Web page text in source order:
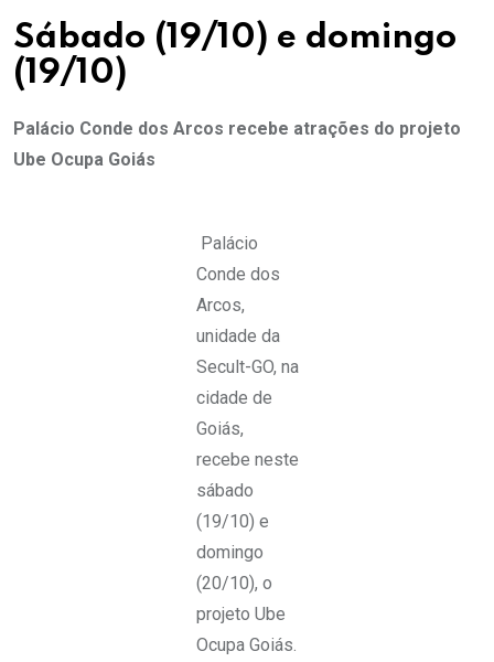
Sábado (19/10) e domingo
(19/10)
Palácio Conde dos Arcos recebe atrações do projeto
Ube Ocupa Goiás
Palácio
Conde dos
Arcos,
unidade da
Secult-GO, na
cidade de
Goiás,
recebe neste
sábado
(19/10) e
domingo
(20/10), o
projeto Ube
Ocupa Goiás.